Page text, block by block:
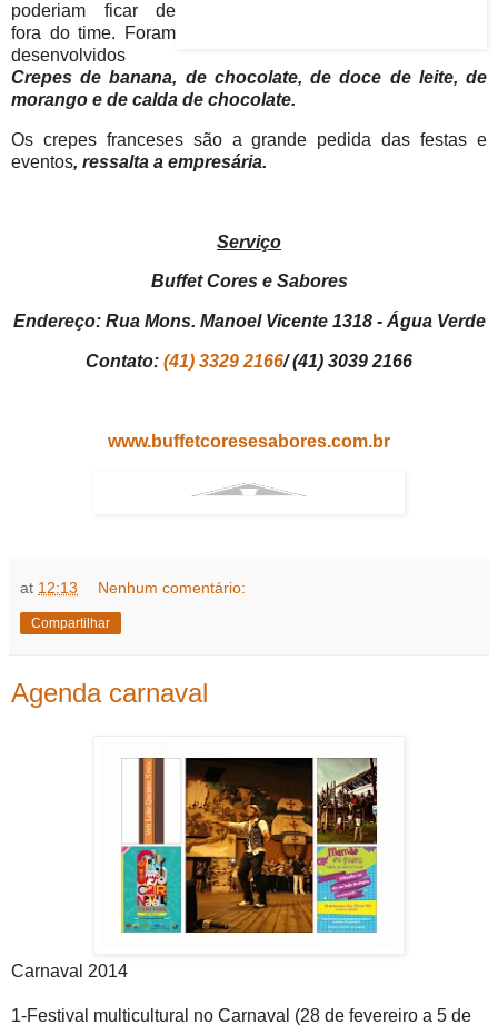
poderiam ficar de
fora do time. Foram
desenvolvidos
Crepes de banana, de chocolate, de doce de leite, de
morango e de calda de chocolate.
Os crepes franceses são a grande pedida das festas e
eventos, ressalta a empresária.
Serviço
Buffet Cores e Sabores
Endereço: Rua Mons. Manoel Vicente 1318 - Água Verde
Contato: (41) 3329 2166/ (41) 3039 2166
www.buffetcoresesabores.com.br
at 12:13 Nenhum comentário:
Compartilhar
Agenda carnaval
Carnaval 2014
1-Festival multicultural no Carnaval (28 de fevereiro a 5 de